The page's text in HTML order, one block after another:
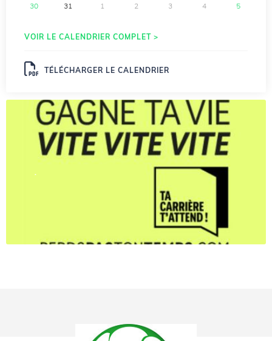
30 31 1 2 3 4 5
VOIR LE CALENDRIER COMPLET >
TÉLÉCHARGER LE CALENDRIER
.